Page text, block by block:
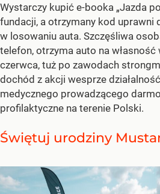
Wystarczy kupić e-booka „Jazda
fundacji, a otrzymany kod uprawni
w losowaniu auta. Szczęśliwa
telefon, otrzyma auto na
czerwca, tuż po zawodach
dochód z akcji wesprze
medycznego prowadzącego
profilaktyczne na terenie Polski.
Świętuj urodziny